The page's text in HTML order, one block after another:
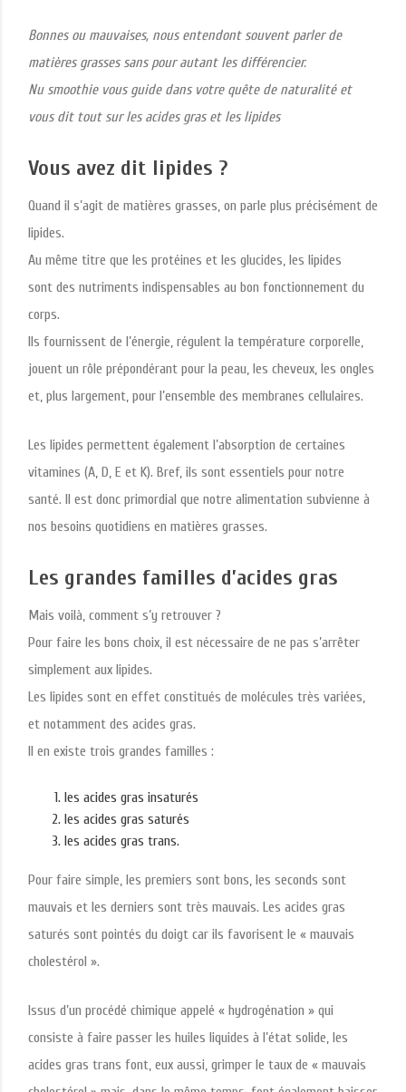
Bonnes ou mauvaises, nous entendont souvent parler de
matières grasses sans pour autant les différencier.
Nu smoothie vous guide dans votre quête de naturalité et
vous dit tout sur les acides gras et les lipides
Vous avez dit lipides ?
Quand il s’agit de matières grasses, on parle plus précisément de
lipides.
Au même titre que les protéines et les glucides, les lipides
sont des nutriments indispensables au bon fonctionnement du
corps.
Ils fournissent de l’énergie, régulent la température corporelle,
jouent un rôle prépondérant pour la peau, les cheveux, les ongles
et, plus largement, pour l’ensemble des membranes cellulaires.
Les lipides permettent également l’absorption de certaines
vitamines (A, D, E et K). Bref, ils sont essentiels pour notre
santé. Il est donc primordial que notre alimentation subvienne à
nos besoins quotidiens en matières grasses.
Les grandes familles d’acides gras
Mais voilà, comment s’y retrouver ?
Pour faire les bons choix, il est nécessaire de ne pas s’arrêter
simplement aux lipides.
Les lipides sont en effet constitués de molécules très variées,
et notamment des acides gras.
Il en existe trois grandes familles :
les acides gras insaturés
les acides gras saturés
les acides gras trans.
Pour faire simple, les premiers sont bons, les seconds sont
mauvais et les derniers sont très mauvais. Les acides gras
saturés sont pointés du doigt car ils favorisent le « mauvais
cholestérol ».
Issus d’un procédé chimique appelé « hydrogénation » qui
consiste à faire passer les huiles liquides à l’état solide, les
acides gras trans font, eux aussi, grimper le taux de « mauvais